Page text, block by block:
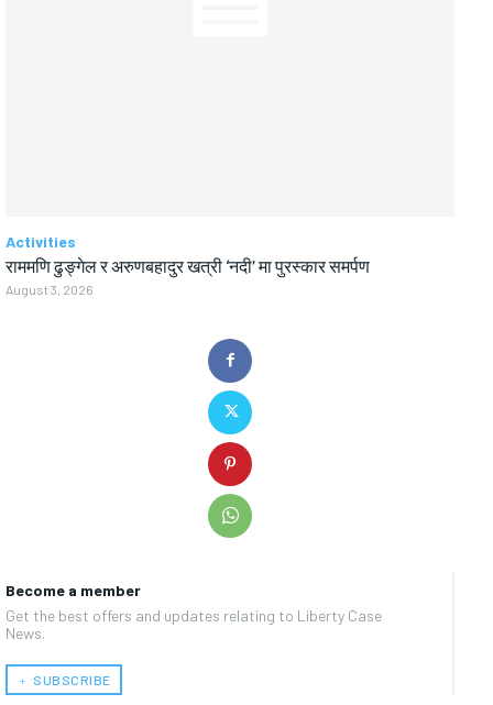
Become a member
Get the best offers and updates relating to Liberty Case
News.
﹢ SUBSCRIBE
Activities
राममणि ढुङ्गेल र अरुणबहादुर खत्री ‘नदी’ मा पुरस्कार समर्पण
August 3, 2026